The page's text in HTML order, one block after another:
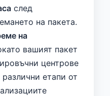
след
на пакета.
на
вашият пакет
центрове
етапи от